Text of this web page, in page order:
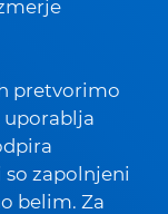
pretvorimo
uporablja
zapolnjeni
belim. Za